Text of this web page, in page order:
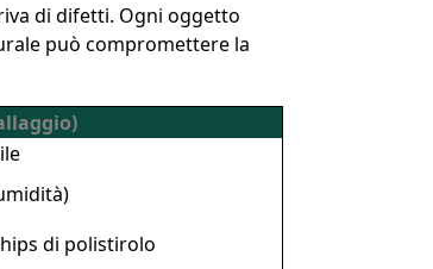
di difetti. Ogni oggetto
può compromettere la
di polistirolo